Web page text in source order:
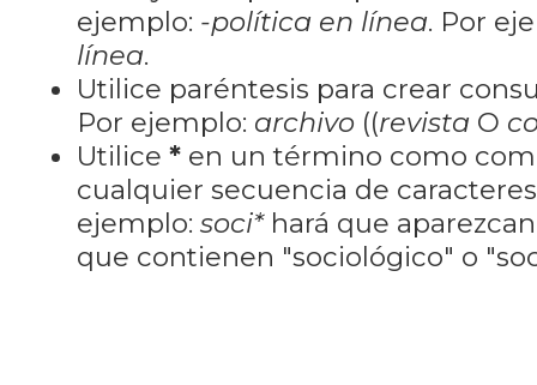
ejemplo: -política en línea. Por
línea.
Utilice paréntesis para crear
Por ejemplo: archivo ((revista O
Utilice *en un término como
cualquier secuencia de
ejemplo: soci*hará que
que contienen "sociológico" o